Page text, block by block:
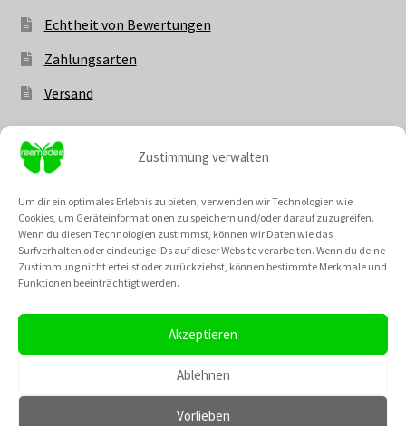
Zustimmung verwalten
Um dir ein optimales Erlebnis zu bieten, verwenden wir Technologien wie
Cookies, um Geräteinformationen zu speichern und/oder darauf zuzugreifen.
Wenn du diesen Technologien zustimmst, können wir Daten wie das
Surfverhalten oder eindeutige IDs auf dieser Website verarbeiten. Wenn du deine
Zustimmung nicht erteilst oder zurückziehst, können bestimmte Merkmale und
Funktionen beeinträchtigt werden.
Akzeptieren
Ablehnen
Vorlieben
bestellen! Und die besten Rabattaktionen des Monats
haben einen extra Menüpunt bekommen, wo du dir einen
Gutscheincode für den August sichern kannst!
Verwerfen
Echtheit von Bewertungen
Zahlungsarten
Versand
Unsere Community @
TikTok
Instagram
Pinterest
YouTube